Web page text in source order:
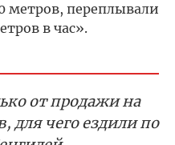
метров, переплывали
в час».
от продажи на
для чего ездили по